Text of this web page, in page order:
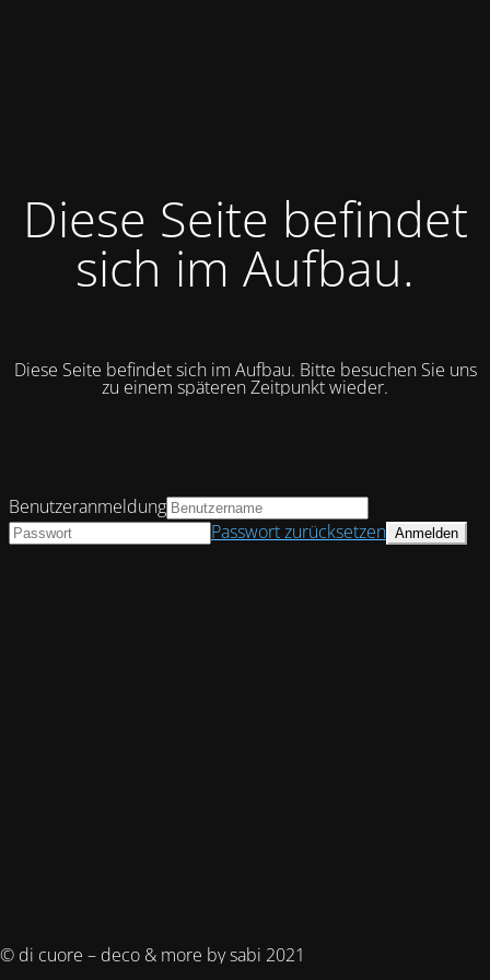
Diese Seite befindet
sich im Aufbau.
Diese Seite befindet sich im Aufbau. Bitte besuchen Sie uns
zu einem späteren Zeitpunkt wieder.
© di cuore – deco & more by sabi 2021
Benutzeranmeldung
Passwort zurücksetzen